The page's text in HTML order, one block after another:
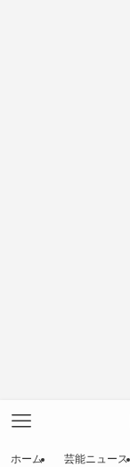
ホーム 芸能ニュース